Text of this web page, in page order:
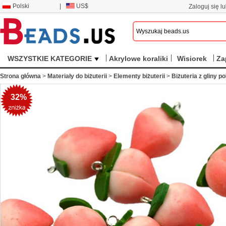
Polski US$ Zaloguj się
WSZYSTKIE KATEGORIE Akrylowe koraliki Wisiorek
Strona główna > Materiały do biżuterii > Elementy biżuterii > Biżuteria z gliny
32%